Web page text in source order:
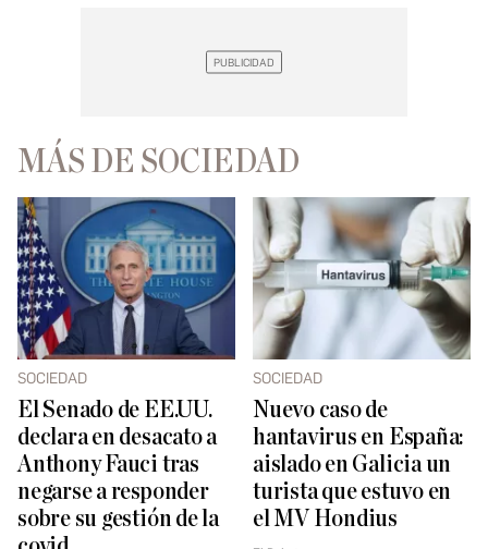
MÁS DE SOCIEDAD
SOCIEDAD
El Senado de EE.UU.
declara en desacato a
Anthony Fauci tras
negarse a responder
sobre su gestión de la
SOCIEDAD
Nuevo caso de
hantavirus en España:
aislado en Galicia un
turista que estuvo en
el MV Hondius